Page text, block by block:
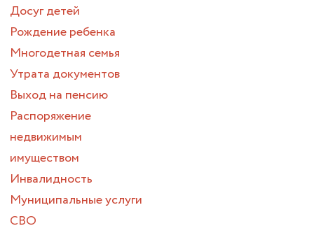
Досуг детей
Рождение ребенка
Многодетная семья
Утрата документов
Выход на пенсию
Распоряжение
недвижимым
имуществом
Инвалидность
Муниципальные услуги
СВО